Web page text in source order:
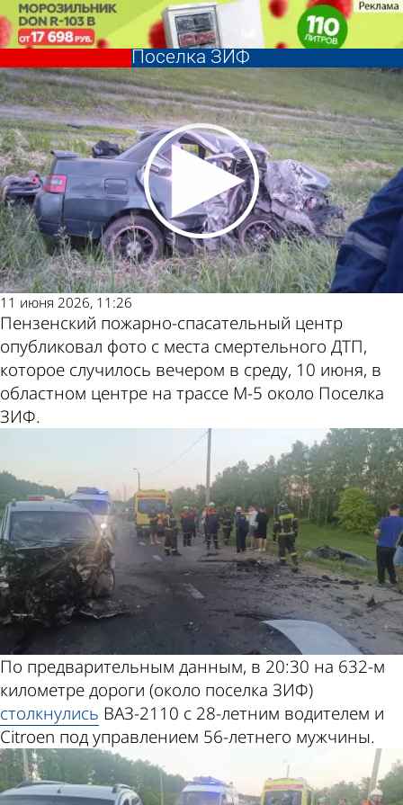
Появились новые фото с
места смертельного ДТП у
Поселка ЗИФ
Происшествия
11 июня 2026, 11:26
Пензенский пожарно-спасательный центр
опубликовал фото с места смертельного ДТП,
которое случилось вечером в среду, 10 июня, в
областном центре на трассе М-5 около Поселка
ЗИФ.
По предварительным данным, в 20:30 на 632-м
километре дороги (около поселка ЗИФ)
столкнулись ВАЗ-2110 с 28-летним водителем и
Citroen под управлением 56-летнего мужчины.
Появились новые фото с
места смертельного ДТП у
Поселка ЗИФ
Происшествия
Другие
новости по
теме
Погода и
курсы
валют в
Пензе